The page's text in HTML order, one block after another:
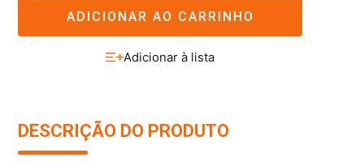
ADICIONAR AO CARRINHO
DESCRIÇÃO DO PRODUTO